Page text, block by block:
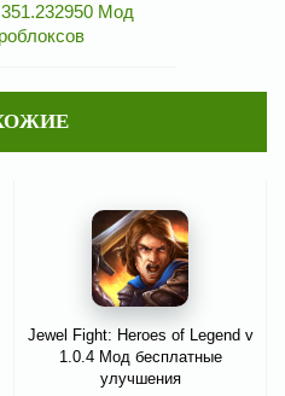
Мод
Jewel Fight: Heroes of Legend v
1.0.4 Мод бесплатные
улучшения